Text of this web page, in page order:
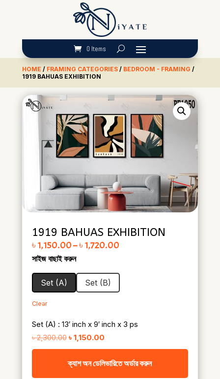
0 Items
HOME / FRAMING CATEGORIES/ BEDROOM - FRAMING /
1919 BAHUAS EXHIBITION
1919 BAHUAS EXHIBITION
৳ 1,150.00–৳ 1,720.00Price range: ৳ 1,150.00 through ৳ 1,720.00
সাইজ বাছাই করুন
Set (A) Set (B)
Clear
Set (A) : 13′ inch x 9′ inch x 3 ps
৳2,300.00 Original
price
was:
৳ 2,300.00.
৳ 1,150.00Current
price
is:
৳ 1,150.00.
ক্যাশ অন ডেলিভারিতে অর্ডার করুন